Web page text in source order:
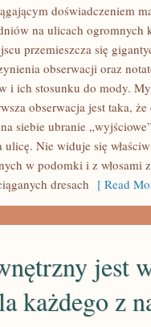
doświadczeniem
na ulicach ogromnych
przemieszcza się
obserwacji oraz
i ich stosunku do mody.
obserwacja jest taka,
siebie ubranie
Nie widuje się
w podomki i z włosami
dresach [ Read
jest
każdego z